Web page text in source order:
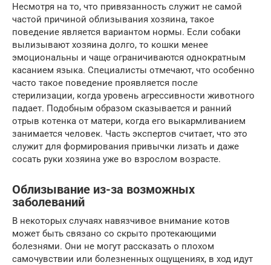
Несмотря на то, что привязанность служит не самой
частой причиной облизывания хозяина, такое
поведение является вариантом нормы. Если собаки
вылизывают хозяина долго, то кошки менее
эмоциональны и чаще ограничиваются однократным
касанием языка. Специалисты отмечают, что особенно
часто такое поведение проявляется после
стерилизации, когда уровень агрессивности животного
падает. Подобным образом сказывается и ранний
отрыв котeнка от матери, когда его выкармливанием
занимается человек. Часть экспертов считает, что это
служит для формирования привычки лизать и даже
сосать руки хозяина уже во взрослом возрасте.
Облизывание из-за возможных
заболеваний
В некоторых случаях навязчивое внимание котов
может быть связано со скрыто протекающими
болезнями. Они не могут рассказать о плохом
самочувствии или болезненных ощущениях, в ход идут